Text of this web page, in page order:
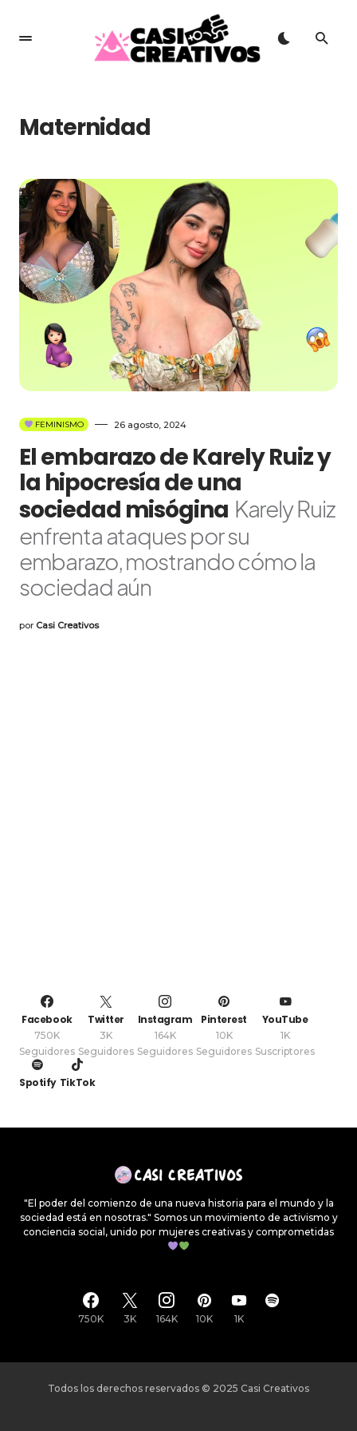
Maternidad
FEMINISMO 26 agosto, 2024
El embarazo de Karely Ruiz y
la hipocresía de una
sociedad misógina Karely Ruiz
enfrenta ataques por su
embarazo, mostrando cómo la
sociedad aún
por Casi Creativos
Facebook
750K
Seguidores
Twitter
3K
Seguidores
Instagram
164K
Seguidores
Pinterest
10K
Seguidores
YouTube
1K
Suscriptores
Spotify TikTok
"El poder del comienzo de una nueva historia para el mundo y la
sociedad está en nosotras." Somos un movimiento de activismo y
conciencia social, unido por mujeres creativas y comprometidas
750K 3K 164K 10K 1K
Todos los derechos reservados © 2025 Casi Creativos